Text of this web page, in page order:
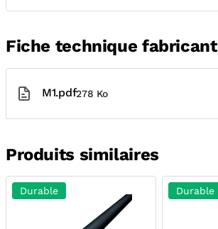
Fiche technique fabricant
M1.pdf278 Ko
Produits similaires
Durable Durable